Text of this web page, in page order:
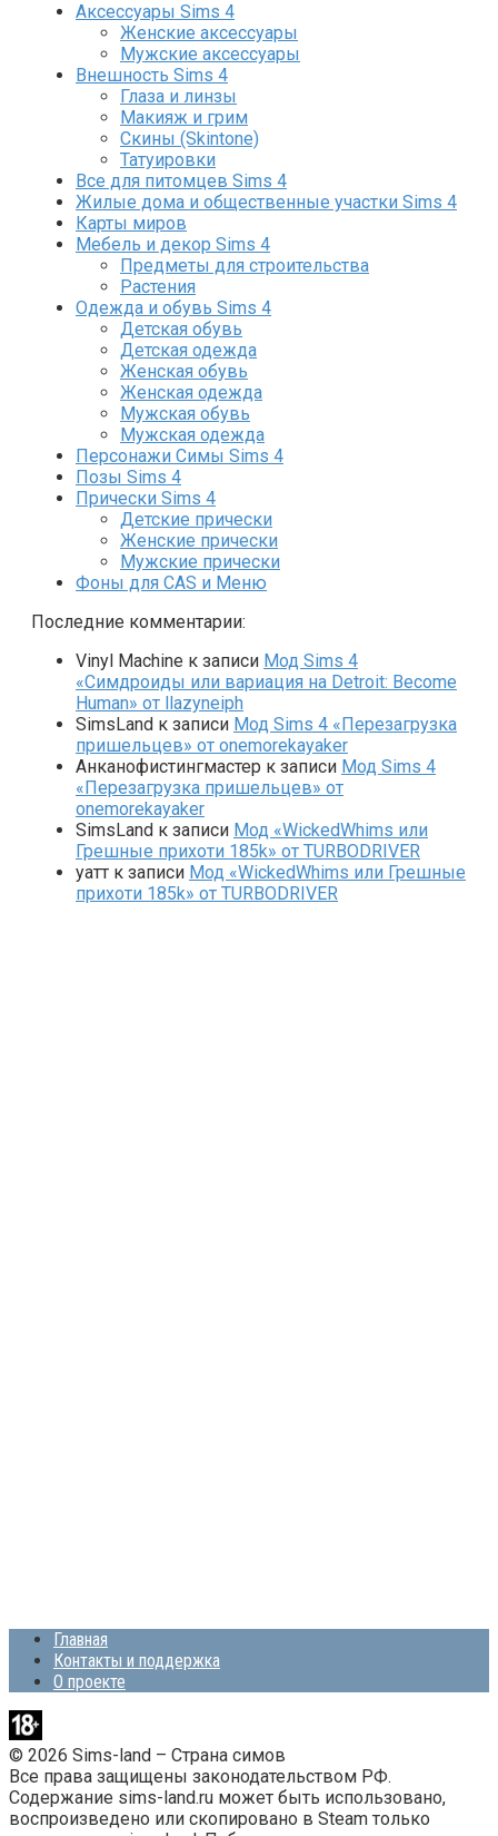
Аксессуары Sims 4
Женские аксессуары
Мужские аксессуары
Внешность Sims 4
Глаза и линзы
Макияж и грим
Скины (Skintone)
Татуировки
Все для питомцев Sims 4
Жилые дома и общественные участки Sims 4
Карты миров
Мебель и декор Sims 4
Предметы для строительства
Растения
Одежда и обувь Sims 4
Детская обувь
Детская одежда
Женская обувь
Женская одежда
Мужская обувь
Мужская одежда
Персонажи Симы Sims 4
Позы Sims 4
Прически Sims 4
Детские прически
Женские прически
Мужские прически
Фоны для CAS и Меню
Последние комментарии:
Vinyl Machine к записи Мод Sims 4
«Симдроиды или вариация на Detroit: Become
Human» от llazyneiph
SimsLand к записи Мод Sims 4 «Перезагрузка
пришельцев» от onemorekayaker
Анканофистингмастер к записи Мод Sims 4
«Перезагрузка пришельцев» от
onemorekayaker
SimsLand к записи Мод «WickedWhims или
Грешные прихоти 185k» от TURBODRIVER
yaтт к записи Мод «WickedWhims или Грешные
прихоти 185k» от TURBODRIVER
Главная
Контакты и поддержка
О проекте
© 2026 Sims-land – Страна симов
Все права защищены законодательством РФ.
Содержание sims-land.ru может быть использовано,
воспроизведено или скопировано в Steam только